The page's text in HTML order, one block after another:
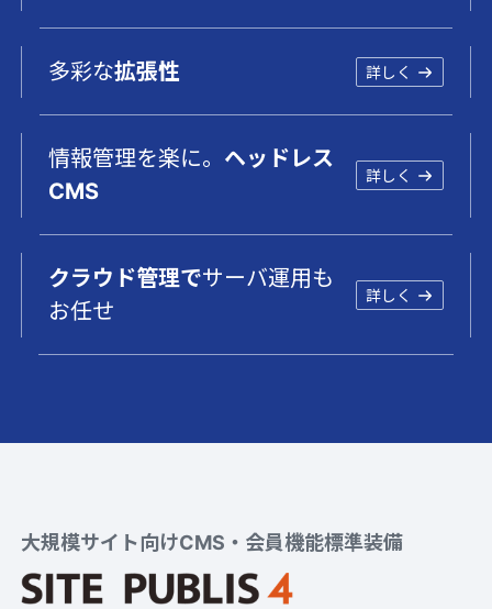
多彩な拡張性 詳しく
情報管理を楽に。 ヘッドレス
CMS
詳しく
クラウド管理でサーバ運用も
お任せ
詳しく
大規模サイト向けCMS・会員機能標準装備